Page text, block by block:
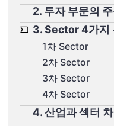
2. 투자 부문의
3. Sector 4가지
1차 Sector
2차 Sector
3차 Sector
4차 Sector
4. 산업과 섹터